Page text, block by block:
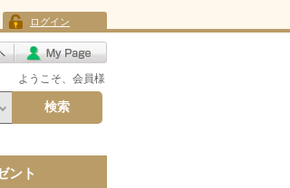
ログイン
ようこそ、会員様
検索
ント